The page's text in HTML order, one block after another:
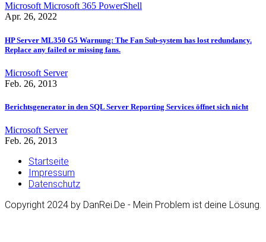
Microsoft Microsoft 365 PowerShell
Apr. 26, 2022
HP Server ML350 G5 Warnung: The Fan Sub-system has lost redundancy.
Replace any failed or missing fans.
Microsoft Server
Feb. 26, 2013
Berichtsgenerator in den SQL Server Reporting Services öffnet sich nicht
Microsoft Server
Feb. 26, 2013
Startseite
Impressum
Datenschutz
Copyright 2024 by DanRei.De - Mein Problem ist deine Lösung.